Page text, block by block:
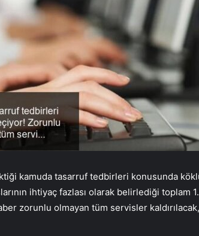
kamuda tasarruf tedbirleri konusunda
ihtiyaç fazlası olarak belirlediği toplam
zorunlu olmayan tüm servisler kaldırılacak,